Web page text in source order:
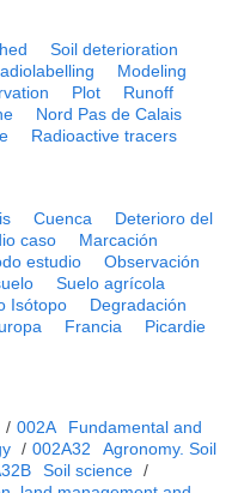
Soil deterioration
Modeling
Plot
Runoff
Nord Pas de Calais
Radioactive tracers
Cuenca
Deterioro del
caso
Marcación
estudio
Observación
Suelo agrícola
Isótopo
Degradación
Francia Picardie
/ 002A
Fundamental and
/ 002A32
Agronomy. Soil
Soil science /